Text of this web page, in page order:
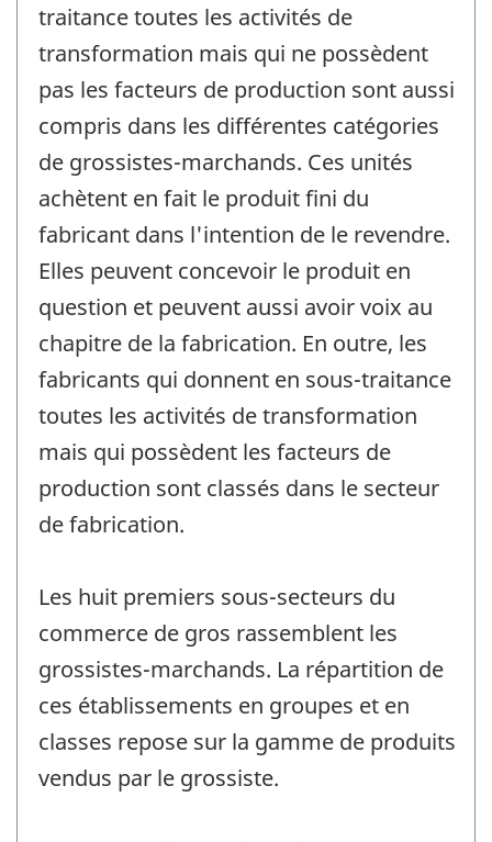
traitance toutes les activités de
transformation mais qui ne possèdent
pas les facteurs de production sont aussi
compris dans les différentes catégories
de grossistes-marchands. Ces unités
achètent en fait le produit fini du
fabricant dans l'intention de le revendre.
Elles peuvent concevoir le produit en
question et peuvent aussi avoir voix au
chapitre de la fabrication. En outre, les
fabricants qui donnent en sous-traitance
toutes les activités de transformation
mais qui possèdent les facteurs de
production sont classés dans le secteur
de fabrication.
Les huit premiers sous-secteurs du
commerce de gros rassemblent les
grossistes-marchands. La répartition de
ces établissements en groupes et en
classes repose sur la gamme de produits
vendus par le grossiste.